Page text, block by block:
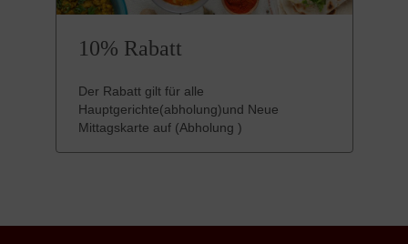
10% Rabatt
Der Rabatt gilt für alle
Hauptgerichte(abholung)und Neue
Mittagskarte auf (Abholung )